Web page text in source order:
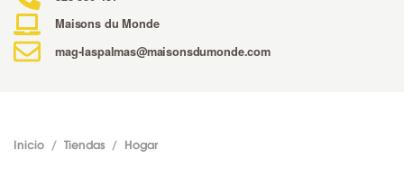
Maisons du Monde
mag-laspalmas@maisonsdumonde.com
Inicio / Tiendas / Hogar